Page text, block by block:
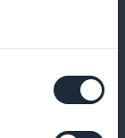
voordelen